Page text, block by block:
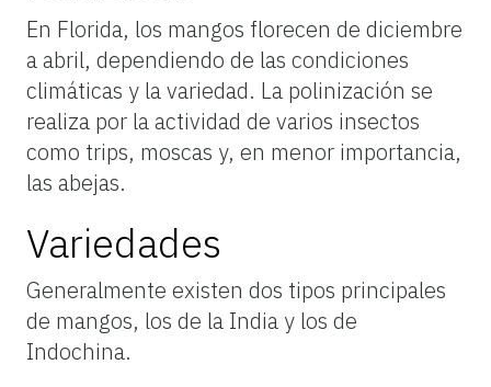
En Florida, los mangos florecen de diciembre
a abril, dependiendo de las condiciones
climáticas y la variedad. La polinización se
realiza por la actividad de varios insectos
como trips, moscas y, en menor importancia,
las abejas.
Variedades
Generalmente existen dos tipos principales
de mangos, los de la India y los de
Indochina.